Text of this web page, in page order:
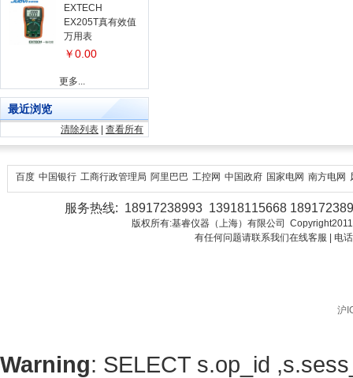
EXTECH
EX205T真有效值
万用表
￥0.00
更多...
最近浏览
清除列表 查看所有
百度 中国银行 工商行政管理局 阿里巴巴 工控网 中国政府 国家电网 南方电网
服务热线: 18917238993 13918115668
版权所有:基睿仪器（上海）有限公司
有任何问题请联系我们在线客服 | 电
沪
Warning: SELECT s.op_id